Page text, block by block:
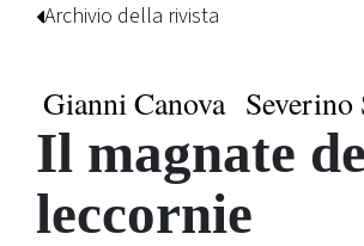
Archivio della rivista
Gianni Canova
Il magnate
leccornie